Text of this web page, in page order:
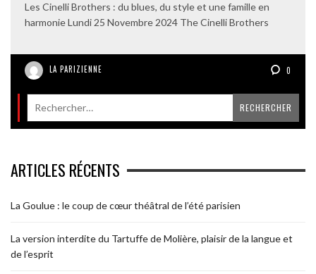
Les Cinelli Brothers : du blues, du style et une famille en
harmonie Lundi 25 Novembre 2024 The Cinelli Brothers
LA PARIZIENNE 0
ARTICLES RÉCENTS
La Goulue : le coup de cœur théâtral de l’été parisien
La version interdite du Tartuffe de Molière, plaisir de la langue et
de l’esprit